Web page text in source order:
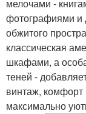
мелочами -
фотографиями
обжитого
классическая
шкафами, а
теней -
винтаж, комфорт
максимально